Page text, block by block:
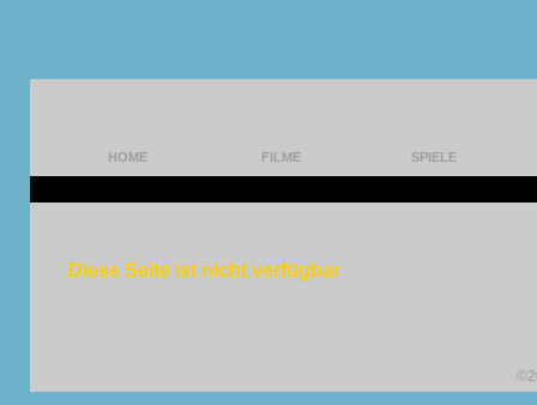
HOME FILME SPIELE
Diese Seite ist nicht verfügbar